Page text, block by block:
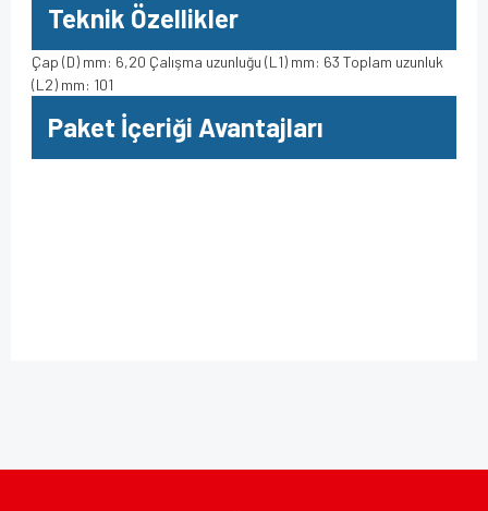
Teknik Özellikler
Çap (D) mm: 6,20 Çalışma uzunluğu (L1) mm: 63 Toplam uzunluk
(L2) mm: 101
Paket İçeriği Avantajları